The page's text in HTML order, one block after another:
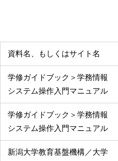
資料名、もしくはサイト名
学修ガイドブック＞学務情報
システム操作入門マニュアル
学修ガイドブック＞学務情報
システム操作入門マニュアル
新潟大学教育基盤機構／大学